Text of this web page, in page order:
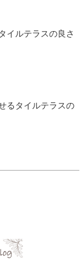
イルテラスの良さ
るタイルテラスの